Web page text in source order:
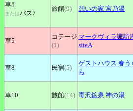
車5
またはバス7
旅館(9) 憩いの家 宮乃湯
車5
コテージ
(1)
マークヴィラ諏訪
siteA
車8 民宿(5)
ゲストハウス 春う
ら
車10 旅館(14) 毒沢鉱泉 神の湯